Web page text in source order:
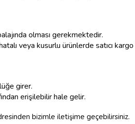
olması gerekmektedir.
veya kusurlu ürünlerde satıcı
girer.
erişilebilir hale gelir.
bizimle iletişime geçebilirsiniz.